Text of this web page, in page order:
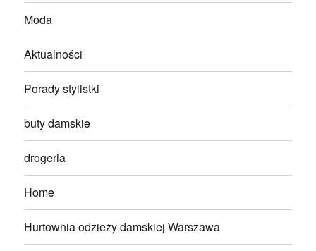
Moda
Aktualności
Porady stylistki
buty damskie
drogeria
Home
Hurtownia odzieży damskiej Warszawa